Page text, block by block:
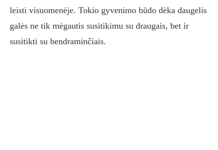
leisti visuomenėje. Tokio gyvenimo būdo dėka daugelis
galės ne tik mėgautis susitikimu su draugais, bet ir
susitikti su bendraminčiais.